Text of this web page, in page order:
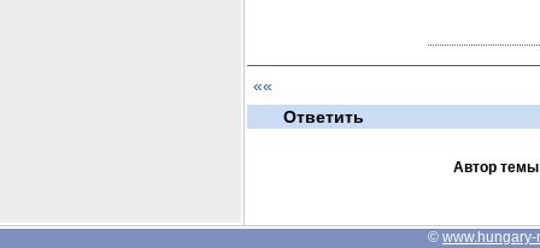
««
Ответить
Автор темы
© www.hungary-